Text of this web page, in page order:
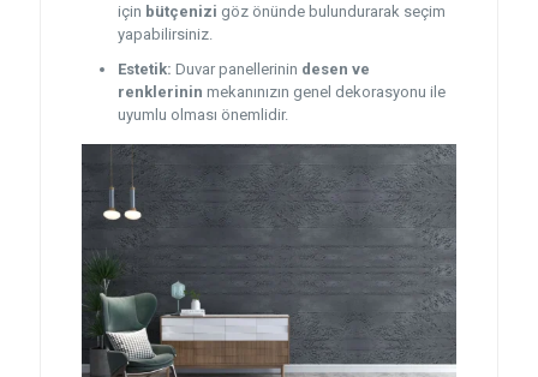
için bütçenizi göz önünde bulundurarak seçim
yapabilirsiniz.
Estetik: Duvar panellerinin desen ve
renklerinin mekanınızın genel dekorasyonu ile
uyumlu olması önemlidir.